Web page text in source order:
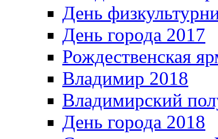
День
День города 2017
Рождественская
Владимир 2018
Владимирский
День города 2018